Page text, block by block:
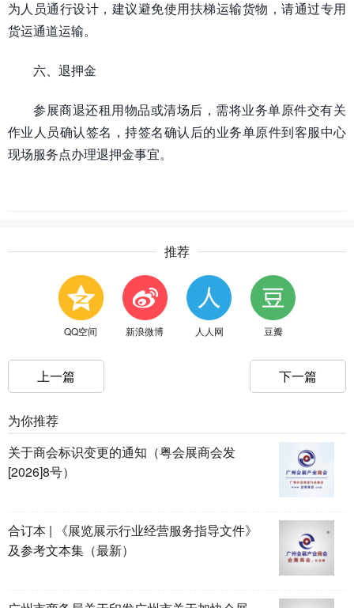
为人员通行设计，建议避免使用扶梯运输货物，请通过专用
货运通道运输。
六、退押金
参展商退还租用物品或清场后，需将业务单原件交有关
作业人员确认签名，持签名确认后的业务单原件到客服中心
现场服务点办理退押金事宜。
推荐
QQ空间 新浪微博 人人网 豆瓣
上一篇 下一篇
为你推荐
关于商会标识变更的通知（粤会展商会发
[2026]8号）
合订本 | 《展览展示行业经营服务指导文件》
及参考文本集（最新）